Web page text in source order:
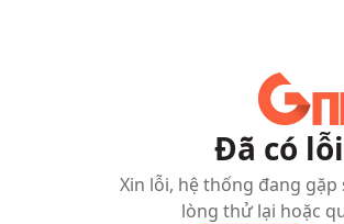
Đã có
Xin lỗi, hệ thống đang
lòng thử lại hoặc